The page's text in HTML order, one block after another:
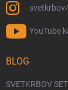
svetkrbov/
YouTube
BLOG
SVETKRBOV